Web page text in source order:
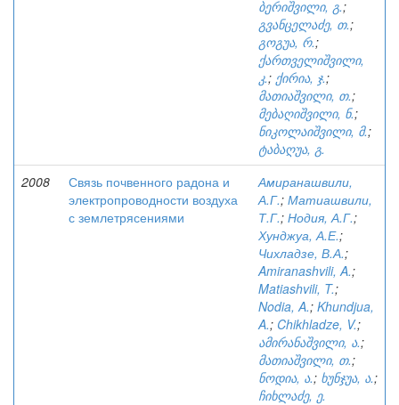
ბერიშვილი, გ.;
გვანცელაძე, თ.;
გოგუა, რ.;
ქართველიშვილი,
კ.; ქირია, ჯ.;
მათიაშვილი, თ.;
მებაღიშვილი, ნ.;
ნიკოლაიშვილი, მ.;
ტაბაღუა, გ.
2008
Связь почвенного радона и
электропроводности воздуха
с землетрясениями
Амиранашвили,
А.Г.; Матиашвили,
Т.Г.; Нодия, А.Г.;
Хунджуа, А.Е.;
Чихладзе, В.А.;
Amiranashvili, A.;
Matiashvili, T.;
Nodia, A.; Khundjua,
A.; Chikhladze, V.;
ამირანაშვილი, ა.;
მათიაშვილი, თ.;
ნოდია, ა.; ხუნჯუა, ა.;
ჩიხლაძე, ე.